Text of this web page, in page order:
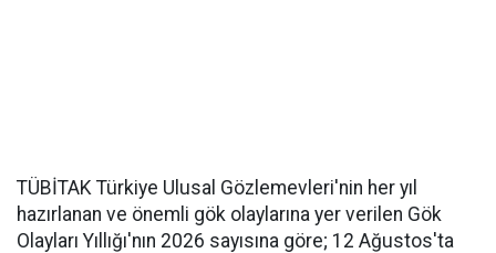
TÜBİTAK Türkiye Ulusal Gözlemevleri'nin her yıl
hazırlanan ve önemli gök olaylarına yer verilen Gök
Olayları Yıllığı'nın 2026 sayısına göre; 12 Ağustos'ta